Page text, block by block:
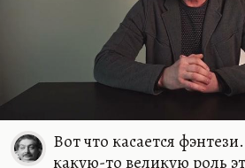
Вот что касается
какую-то великую роль